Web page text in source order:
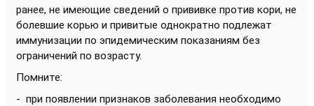
ранее, не имеющие сведений о прививке против кори, не
болевшие корью и привитые однократно подлежат
иммунизации по эпидемическим показаниям без
ограничений по возрасту.
Помните:
- при появлении признаков заболевания необходимо